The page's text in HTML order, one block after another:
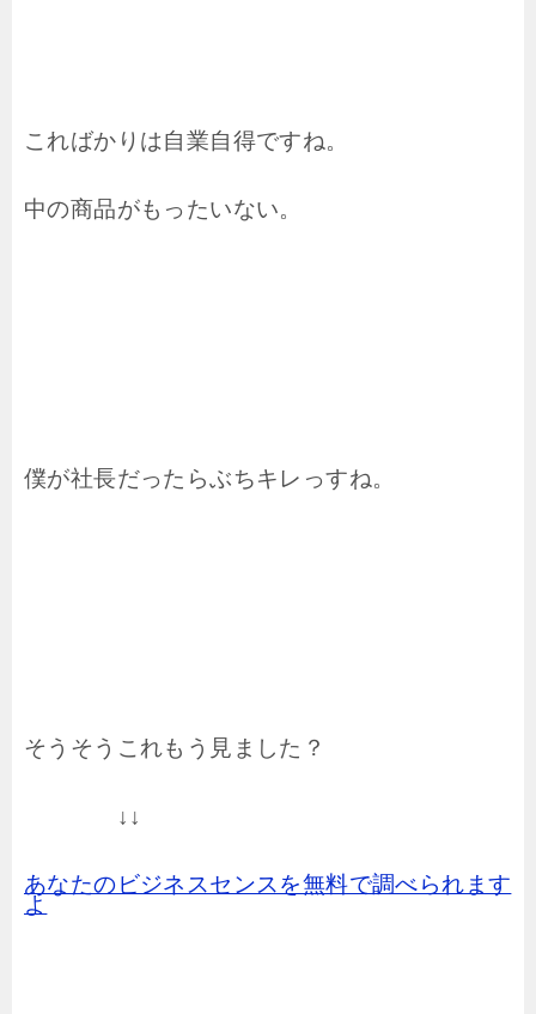
こればかりは自業自得ですね。
中の商品がもったいない。
僕が社長だったらぶちキレっすね。
そうそうこれもう見ました？
↓↓
あなたのビジネスセンスを無料で調べられます
よ